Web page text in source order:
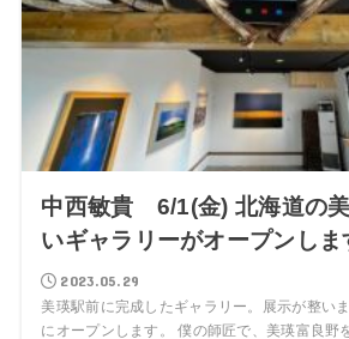
中西敏貴 6/1(金) 北海道の
いギャラリーがオープンしま
2023.05.29
美瑛駅前に完成したギャラリー。展示が整い
にオープンします。 僕の師匠で、美瑛富良野